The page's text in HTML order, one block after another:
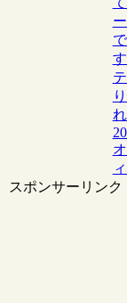
スポンサーリンク